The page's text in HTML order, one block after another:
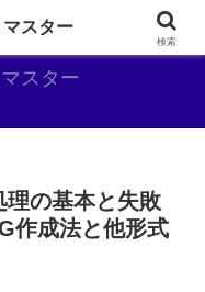
り最強
スター
の基本と失敗
作成法と他形式
スター
検索